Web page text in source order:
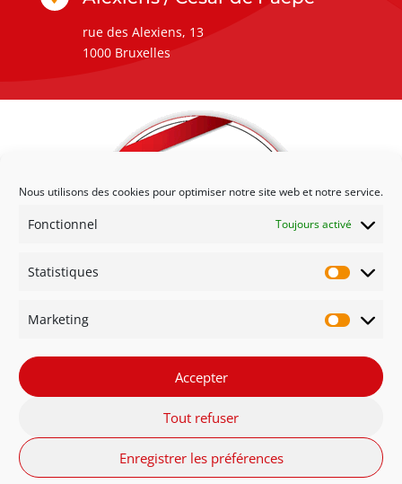
Nous utilisons des cookies pour optimiser notre site web et notre service.
Fonctionnel Toujours activé
Statistiques
Marketing
Accepter
Tout refuser
Enregistrer les préférences
rue des Alexiens, 13
1000 Bruxelles